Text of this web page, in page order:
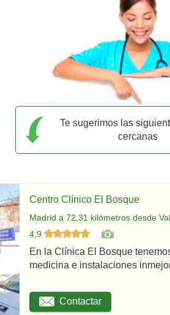
Te sugerimos las
cercanas
Centro Clínico El Bosque
Madrid a 72,31 kilómetros desde
4,9
En la Clínica El Bosque
medicina e instalaciones
Contactar